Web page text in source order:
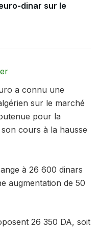
dinar sur le
a connu une
sur le marché
pour la
cours à la hausse
à 26 600 dinars
augmentation de 50
26 350 DA, soit